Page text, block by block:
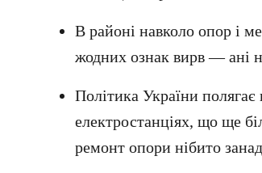
В районі навколо опор і
жодних ознак вирв — ані
Політика України полягає
електростанціях, що ще
ремонт опори нібито